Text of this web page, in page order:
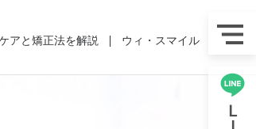
アと矯正法を解説 ウィ・スマイル